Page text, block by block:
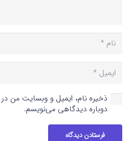
ذخیره نام، ایمیل و وبسایت من در
دوباره دیدگاهی می‌نویسم.
فرستادن دیدگاه